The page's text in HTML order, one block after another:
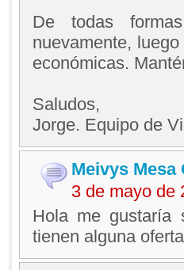
De todas
nuevamente,
económicas.
Saludos,
Jorge. Equipo de
Meivys Mesa
3 de mayo de
Hola me gustaría
tienen alguna